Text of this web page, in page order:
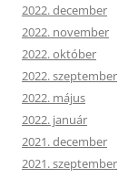
2022. december
2022. november
2022. október
2022. szeptember
2022. május
2022. január
2021. december
2021. szeptember